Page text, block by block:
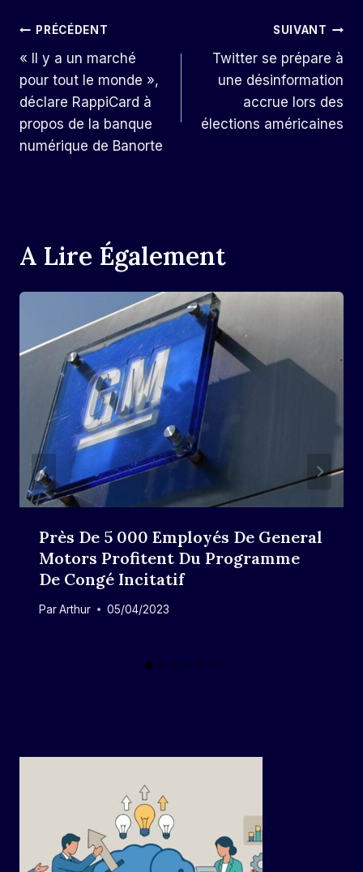
Navigation
De
L’article
PRÉCÉDENT
« Il y a un marché
pour tout le monde »,
déclare RappiCard à
propos de la banque
numérique de Banorte
SUIVANT
Twitter se prépare à
une désinformation
accrue lors des
élections américaines
A Lire Également
Près De 5 000 Employés De General
Motors Profitent Du Programme
De Congé Incitatif
ParArthur 05/04/2023